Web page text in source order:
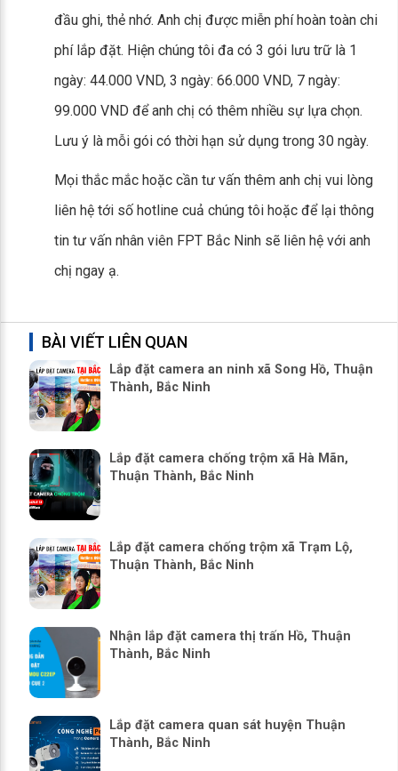
đầu ghi, thẻ nhớ. Anh chị được miễn phí hoàn toàn chi
phí lắp đặt. Hiện chúng tôi đa có 3 gói lưu trữ là 1
ngày: 44.000 VND, 3 ngày: 66.000 VND, 7 ngày:
99.000 VND để anh chị có thêm nhiều sự lựa chọn.
Lưu ý là mỗi gói có thời hạn sử dụng trong 30 ngày.
Mọi thắc mắc hoặc cần tư vấn thêm anh chị vui lòng
liên hệ tới số hotline cuả chúng tôi hoặc để lại thông
tin tư vấn nhân viên FPT Bắc Ninh sẽ liên hệ với anh
chị ngay ạ.
BÀI VIẾT LIÊN QUAN
Lắp đặt camera an ninh xã Song Hồ, Thuận
Thành, Bắc Ninh
Lắp đặt camera chống trộm xã Hà Mãn,
Thuận Thành, Bắc Ninh
Lắp đặt camera chống trộm xã Trạm Lộ,
Thuận Thành, Bắc Ninh
Nhận lắp đặt camera thị trấn Hồ, Thuận
Thành, Bắc Ninh
Lắp đặt camera quan sát huyện Thuận
Thành, Bắc Ninh